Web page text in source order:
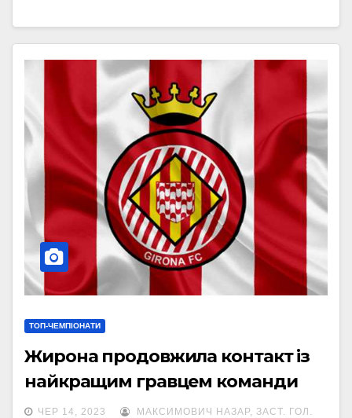
ТОП-ЧЕМПІОНАТИ
Жирона продовжила контакт із
найкращим гравцем команди
ЧЕР 14, 2023 МАКСИМОВИЧ НАЗАР, ЗАСТ. ГОЛ.